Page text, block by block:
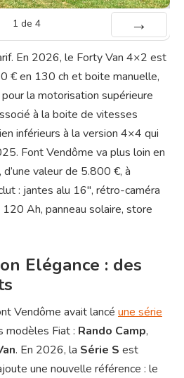
1 de 4
En 2026, le Forty Van 4×2 est
€ en 130 ch et boite manuelle,
la motorisation supérieure
à la boite de vitesses
inférieurs à la version 4×4 qui
Font Vendôme va plus loin en
valeur de 5.800 €, à
: jantes alu 16″, rétro-caméra
Ah, panneau solaire, store
Elégance : des
Vendôme avait lancé une série
modèles Fiat : Rando Camp,
. En 2026, la Série S est
une nouvelle référence : le